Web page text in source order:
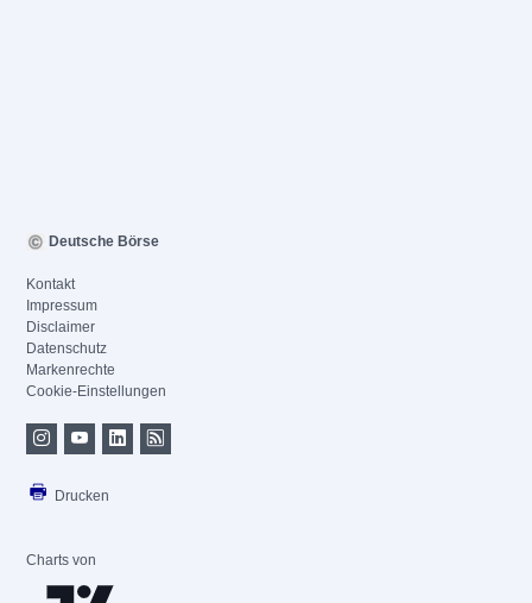
Deutsche Börse
Kontakt
Impressum
Disclaimer
Datenschutz
Markenrechte
Cookie-Einstellungen
Drucken
Charts von